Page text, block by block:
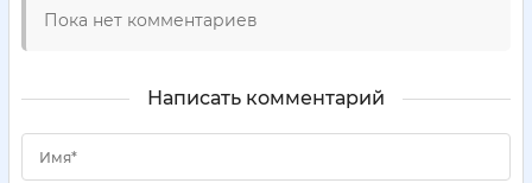
Пока нет комментариев
Написать комментарий
Имя*